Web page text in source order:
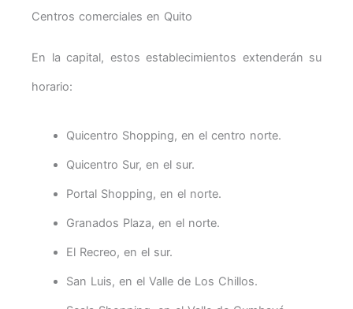
Centros comerciales en Quito
En la capital, estos establecimientos extenderán su
horario:
Quicentro Shopping, en el centro norte.
Quicentro Sur, en el sur.
Portal Shopping, en el norte.
Granados Plaza, en el norte.
El Recreo, en el sur.
San Luis, en el Valle de Los Chillos.